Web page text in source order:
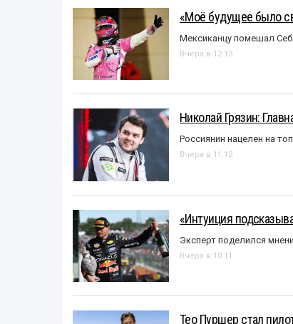
«Моё будущее было
Мексиканцу помешал
Вчера в 12:13
Николай Грязин:
Россиянин нацелен на
Вчера в 11:12
«Интуиция
Эксперт поделился
Вчера в 10:11
Тео Пуршер стал